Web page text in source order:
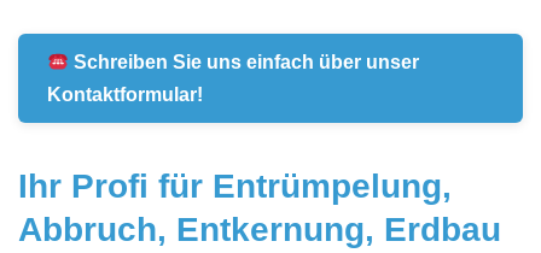
Schreiben Sie uns einfach über unser
Kontaktformular!
Ihr Profi für Entrümpelung,
Abbruch, Entkernung, Erdbau